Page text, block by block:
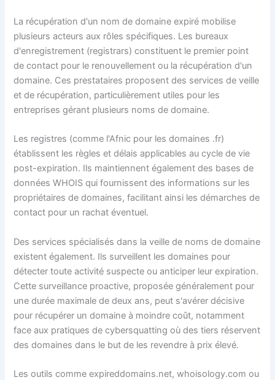
La récupération d'un nom de domaine expiré mobilise
plusieurs acteurs aux rôles spécifiques. Les bureaux
d'enregistrement (registrars) constituent le premier point
de contact pour le renouvellement ou la récupération d'un
domaine. Ces prestataires proposent des services de veille
et de récupération, particulièrement utiles pour les
entreprises gérant plusieurs noms de domaine.
Les registres (comme l'Afnic pour les domaines .fr)
établissent les règles et délais applicables au cycle de vie
post-expiration. Ils maintiennent également des bases de
données WHOIS qui fournissent des informations sur les
propriétaires de domaines, facilitant ainsi les démarches de
contact pour un rachat éventuel.
Des services spécialisés dans la veille de noms de domaine
existent également. Ils surveillent les domaines pour
détecter toute activité suspecte ou anticiper leur expiration.
Cette surveillance proactive, proposée généralement pour
une durée maximale de deux ans, peut s'avérer décisive
pour récupérer un domaine à moindre coût, notamment
face aux pratiques de cybersquatting où des tiers réservent
des domaines dans le but de les revendre à prix élevé.
Les outils comme expireddomains.net, whoisology.com ou